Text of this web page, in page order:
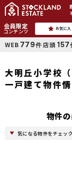
会員限定
コンテンツ お気に入
WEB 779件 店頭 157
大明丘小学校
一戸建て物件
物件
気になる物件をチェッ